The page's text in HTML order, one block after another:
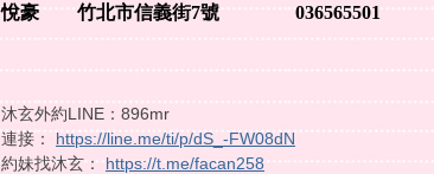
悅豪 竹北市信義街7號 036565501
沐玄外約LINE：896mr
連接： https://line.me/ti/p/dS_-FW08dN
約妹找沐玄： https://t.me/facan258